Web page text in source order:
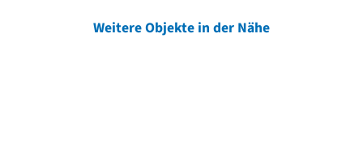
Weitere Objekte in der Nähe